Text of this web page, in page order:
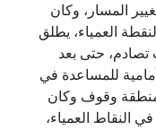
المسار، وكان
العمياء، يطلق
تصادم، حتى بعد
للمساعدة في
منطقة وقوف وكان
النقاط العمياء،